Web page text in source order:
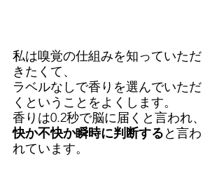
私は嗅覚の仕組みを知っていただ
きたくて、
ラベルなしで香りを選んでいただ
くということをよくします。
香りは0.2秒で脳に届くと言われ、
快か不快か瞬時に判断すると言わ
れています。